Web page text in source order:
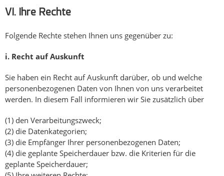
VI. Ihre Rechte
Folgende Rechte stehen Ihnen uns gegenüber zu:
i. Recht auf Auskunft
Sie haben ein Recht auf Auskunft darüber, ob und welche
personenbezogenen Daten von Ihnen von uns verarbeitet
werden. In diesem Fall informieren wir Sie zusätzlich über
(1) den Verarbeitungszweck;
(2) die Datenkategorien;
(3) die Empfänger Ihrer personenbezogenen Daten;
(4) die geplante Speicherdauer bzw. die Kriterien für die
geplante Speicherdauer;